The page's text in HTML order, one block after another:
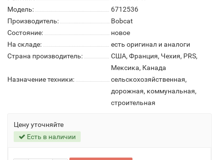
Модель:
6712536
Производитель:
Bobcat
Состояние:
новое
На складе:
есть оригинал и аналоги
Страна производитель:
США, Франция, Чехия, PRS,
Мексика, Канада
Назначение техники:
сельскохозяйственная,
дорожная, коммунальная,
строительная
Цену уточняйте
Есть в наличии